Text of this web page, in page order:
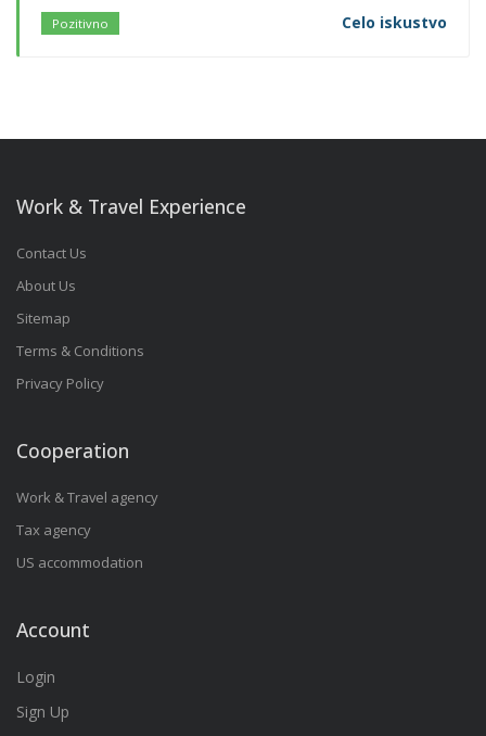
Pozitivno Celo iskustvo
Work & Travel Experience
Contact Us
About Us
Sitemap
Terms & Conditions
Privacy Policy
Cooperation
Work & Travel agency
Tax agency
US accommodation
Account
Login
Sign Up